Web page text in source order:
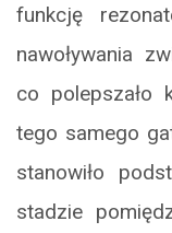
funkcję
nawoływania
co polepszało
tego samego
stanowiło
stadzie